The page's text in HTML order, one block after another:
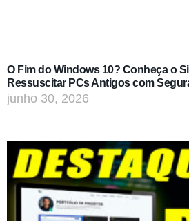
O Fim do Windows 10? Conheça o
Ressuscitar PCs Antigos com
junho 30, 2026